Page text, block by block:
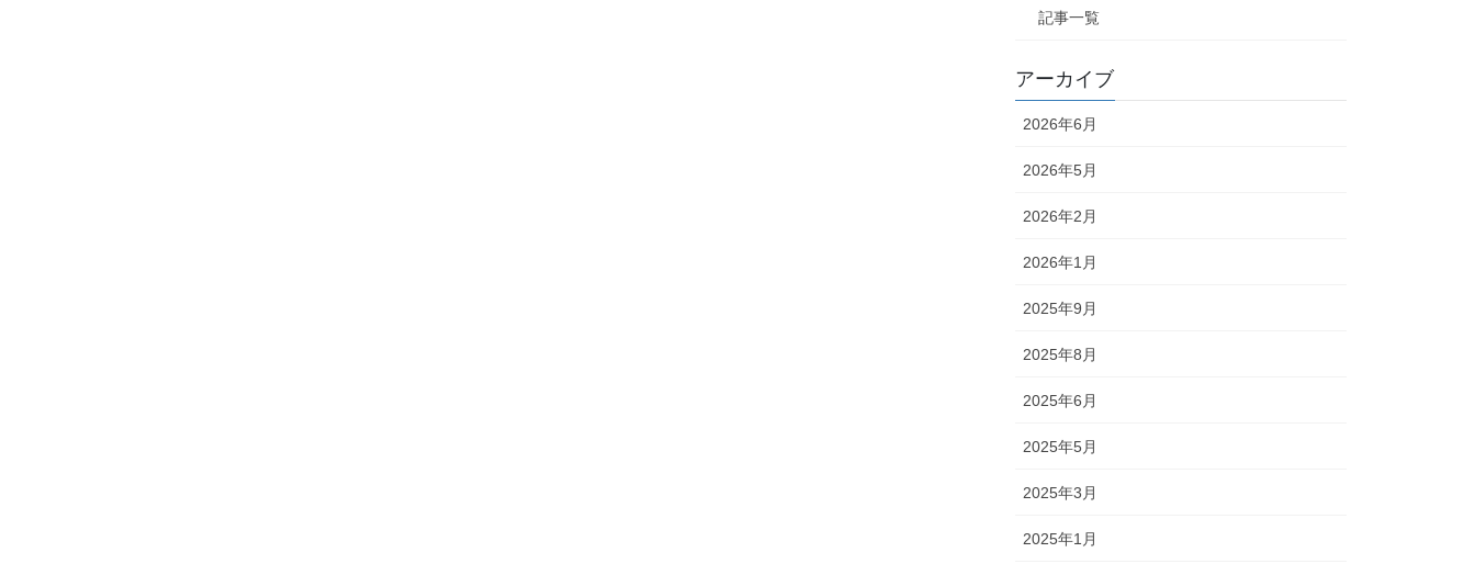
記事一覧
アーカイブ
2026年6月
2026年5月
2026年2月
2026年1月
2025年9月
2025年8月
2025年6月
2025年5月
2025年3月
2025年1月